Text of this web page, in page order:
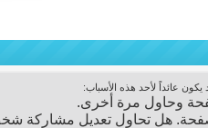
عائداً لأحد هذه الأسباب:
وحاول مرة أخرى.
هل تحاول تعديل مشاركة شخص